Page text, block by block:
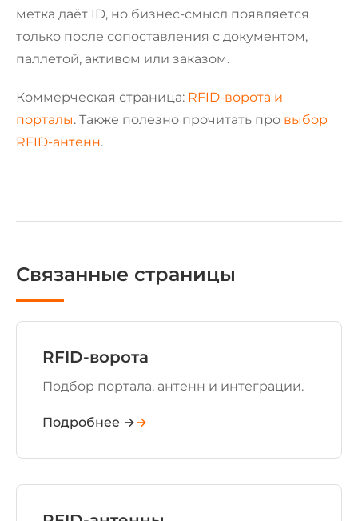
метка даёт ID, но бизнес-смысл появляется
только после сопоставления с документом,
паллетой, активом или заказом.
Коммерческая страница: RFID-ворота и
порталы. Также полезно прочитать про выбор
RFID-антенн.
Связанные страницы
RFID-ворота
Подбор портала, антенн и интеграции.
Подробнее →